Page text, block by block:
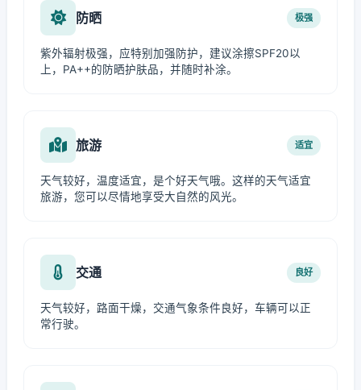
防晒 极强
紫外辐射极强，应特别加强防护，建议涂擦SPF20以
上，PA++的防晒护肤品，并随时补涂。
旅游 适宜
天气较好，温度适宜，是个好天气哦。这样的天气适宜
旅游，您可以尽情地享受大自然的风光。
交通 良好
天气较好，路面干燥，交通气象条件良好，车辆可以正
常行驶。